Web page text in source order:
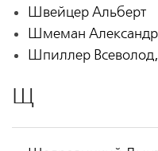
Швейцер Альберт
Шмеман
Шпиллер
Щ